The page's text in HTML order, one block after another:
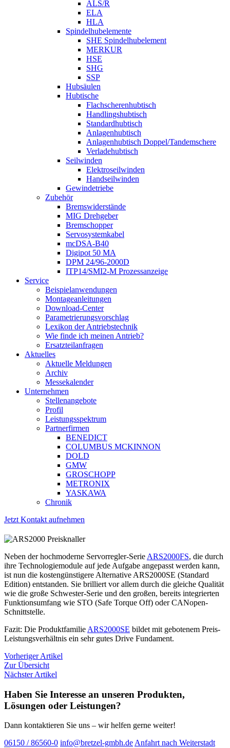
ALS/R
ELA
HLA
Spindelhubelemente
SHE Spindelhubelement
MERKUR
HSE
SHG
SSP
Hubsäulen
Hubtische
Flachscherenhubtisch
Handlingshubtisch
Standardhubtisch
Anlagenhubtisch
Anlagenhubtisch Doppel/Tandemschere
Verladehubtisch
Seilwinden
Elektroseilwinden
Handseilwinden
Gewindetriebe
Zubehör
Bremswiderstände
MIG Drehgeber
Bremschopper
Servosystemkabel
mcDSA-B40
Digipot 50 MA
DPM 24/96-2000D
ITP14/SMI2-M Prozessanzeige
Service
Beispielanwendungen
Montageanleitungen
Download-Center
Parametrierungsvorschlag
Lexikon der Antriebstechnik
Wie finde ich meinen Antrieb?
Ersatzteilanfragen
Aktuelles
Aktuelle Meldungen
Archiv
Messekalender
Unternehmen
Stellenangebote
Profil
Leistungsspektrum
Partnerfirmen
BENEDICT
COLUMBUS MCKINNON
DOLD
GMW
GROSCHOPP
METRONIX
YASKAWA
Chronik
Jetzt Kontakt aufnehmen
Neben der hochmoderne Servorregler-Serie ARS2000FS, die durch
ihre Technologiemodule auf jede Aufgabe angepasst werden kann,
ist nun die kostengünstigere Alternative ARS2000SE (Standard
Edition) entstanden. Sie brilliert vor allem durch die gleiche Qualität
wie die große Schwester-Serie und den großen, bereits integrierten
Funktionsumfang wie STO (Safe Torque Off) oder CANopen-
Schnittstelle.
Fazit: Die Produktfamilie ARS2000SE bildet mit gebotenem Preis-
Leistungsverhältnis ein sehr gutes Drive Fundament.
Vorheriger Artikel
Zur Übersicht
Nächster Artikel
Haben Sie Interesse an unseren Produkten,
Lösungen oder Leistungen?
Dann kontaktieren Sie uns – wir helfen gerne weiter!
06150 / 86560-0 info@bretzel-gmbh.de Anfahrt nach Weiterstadt